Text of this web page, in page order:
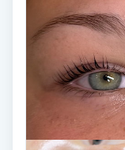
Rosacea
Rosenmetoden